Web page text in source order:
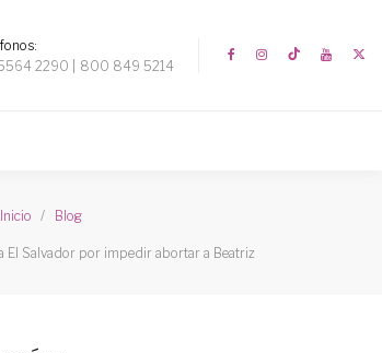
2290
800 849 5214
Inicio Blog
Salvador por impedir abortar a Beatriz